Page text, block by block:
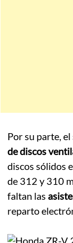
Por su parte, el
de discos
discos sólidos
de 312 y 310
faltan las
reparto